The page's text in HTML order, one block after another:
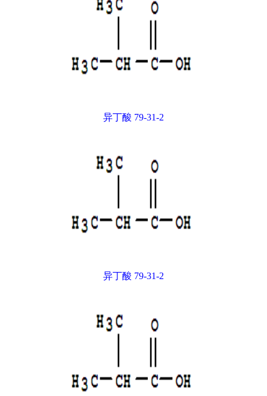
异丁酸 79-31-2
异丁酸 79-31-2